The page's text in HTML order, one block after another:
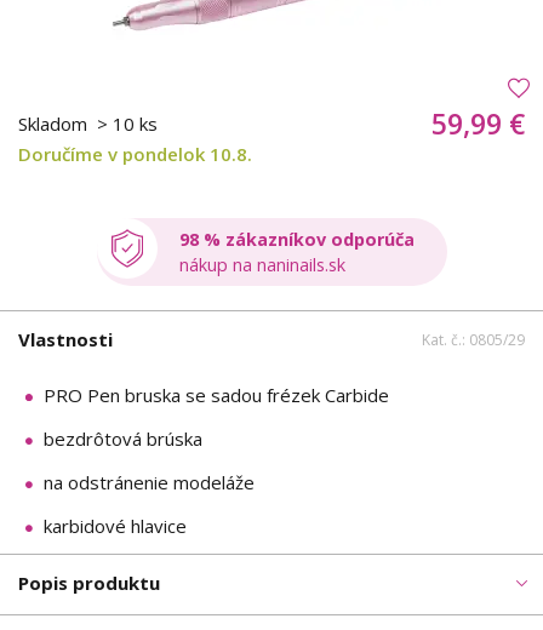
Skladom > 10 ks
Doručíme v pondelok 10.8.
59,99 €
98 % zákazníkov odporúča
nákup na naninails.sk
Vlastnosti Kat. č.: 0805/29
PRO Pen bruska se sadou frézek Carbide
bezdrôtová brúska
na odstránenie modeláže
karbidové hlavice
Popis produktu